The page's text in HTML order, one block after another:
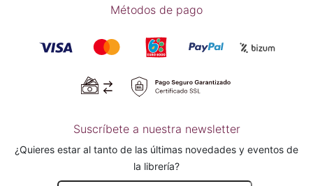
Métodos de pago
Suscríbete a nuestra newsletter
¿Quieres estar al tanto de las últimas novedades y eventos de
la librería?